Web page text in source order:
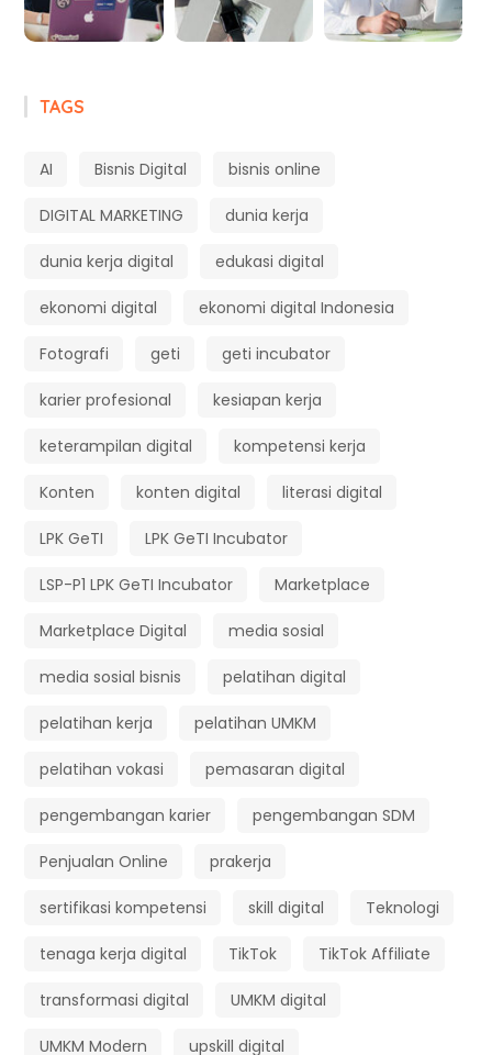
TAGS
AI Bisnis Digital bisnis online
DIGITAL MARKETING dunia kerja
dunia kerja digital edukasi digital
ekonomi digital ekonomi digital Indonesia
Fotografi geti geti incubator
karier profesional kesiapan kerja
keterampilan digital kompetensi kerja
Konten konten digital literasi digital
LPK GeTI LPK GeTI Incubator
LSP-P1 LPK GeTI Incubator Marketplace
Marketplace Digital media sosial
media sosial bisnis pelatihan digital
pelatihan kerja pelatihan UMKM
pelatihan vokasi pemasaran digital
pengembangan karier pengembangan SDM
Penjualan Online prakerja
sertifikasi kompetensi skill digital Teknologi
tenaga kerja digital TikTok TikTok Affiliate
transformasi digital UMKM digital
UMKM Modern upskill digital